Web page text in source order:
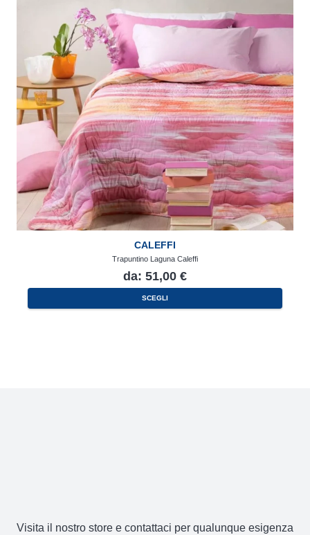
CALEFFI
Trapuntino Laguna Caleffi
da: 51,00 €
SCEGLI
Questo
Visita il nostro store e contattaci per qualunque esigenza